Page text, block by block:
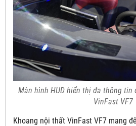
Màn hình HUD hiển thị đa thông tin
VinFast VF7
Khoang nội thất VinFast VF7 mang